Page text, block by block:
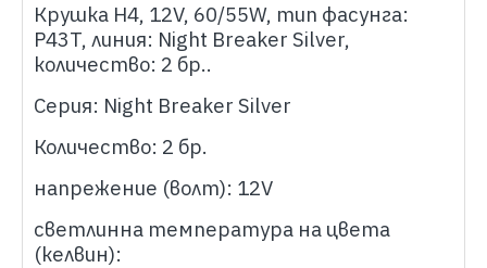
Крушка H4, 12V, 60/55W, тип фасунга:
P43T, линия: Night Breaker Silver,
количество: 2 бр..
Серия: Night Breaker Silver
Количество: 2 бр.
напрежение (волт): 12V
светлинна температура на цвета
(келвин):